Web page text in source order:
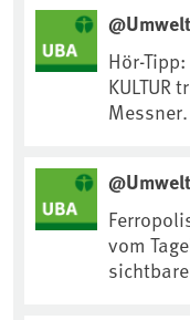
Hör-
KULTUR
fft/dirk-
vom